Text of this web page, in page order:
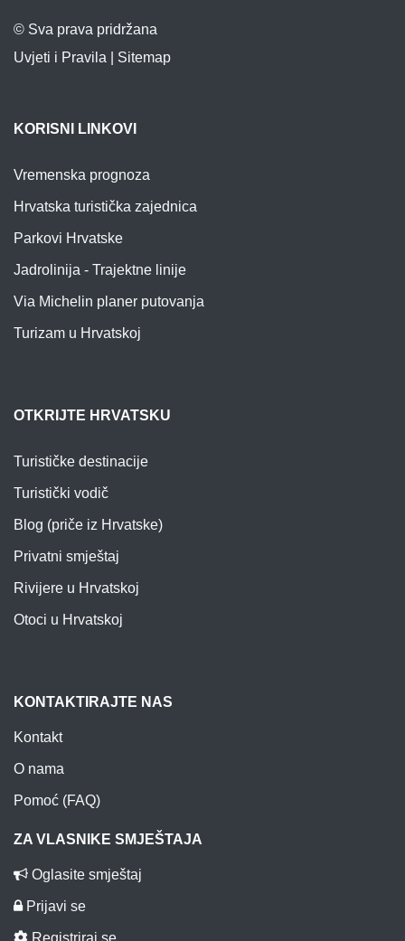
© Sva prava pridržana
Uvjeti i Pravila
Sitemap
KORISNI LINKOVI
Vremenska prognoza
Hrvatska turistička zajednica
Parkovi Hrvatske
Jadrolinija - Trajektne linije
Via Michelin planer putovanja
Turizam u Hrvatskoj
OTKRIJTE HRVATSKU
Turističke destinacije
Turistički vodič
Blog (priče iz Hrvatske)
Privatni smještaj
Rivijere u Hrvatskoj
Otoci u Hrvatskoj
KONTAKTIRAJTE NAS
Kontakt
O nama
Pomoć (FAQ)
ZA VLASNIKE SMJEŠTAJA
Oglasite smještaj
Prijavi se